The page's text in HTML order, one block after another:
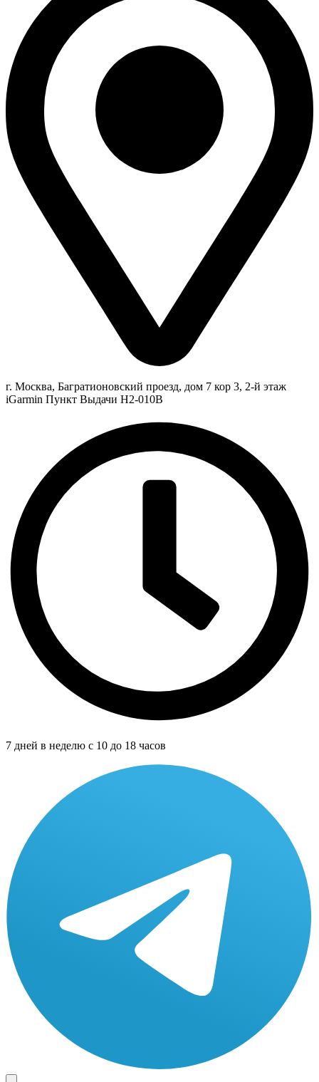
г. Москва, Багратионовский проезд, дом 7 кор 3, 2-й этаж
iGarmin Пункт Выдачи Н2-010В
7 дней в неделю с 10 до 18 часов